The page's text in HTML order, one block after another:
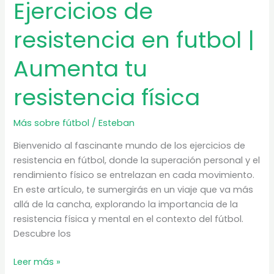
Ejercicios de
resistencia en futbol |
Aumenta tu
resistencia física
Más sobre fútbol /Esteban
Bienvenido al fascinante mundo de los ejercicios de
resistencia en fútbol, donde la superación personal y el
rendimiento físico se entrelazan en cada movimiento.
En este artículo, te sumergirás en un viaje que va más
allá de la cancha, explorando la importancia de la
resistencia física y mental en el contexto del fútbol.
Descubre los
Ejercicios
Leer más »